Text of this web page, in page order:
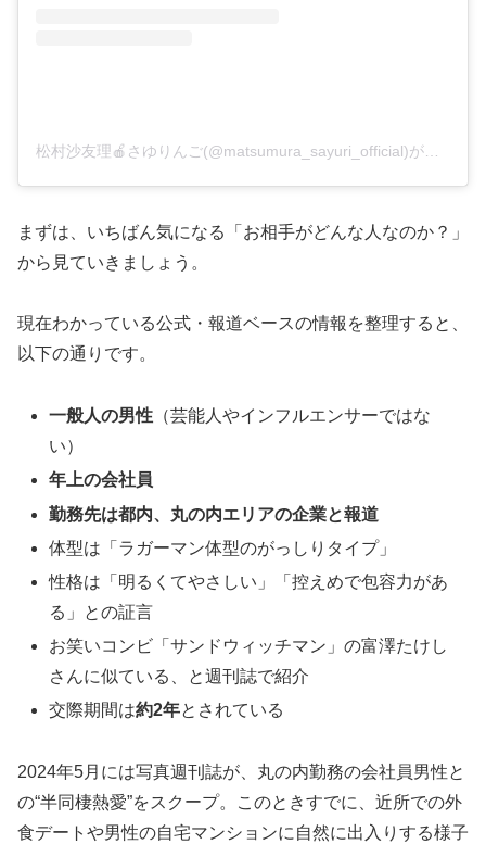
まずは、いちばん気になる「お相手がどんな人なのか？」
から見ていきましょう。
現在わかっている公式・報道ベースの情報を整理すると、
以下の通りです。
一般人の男性 （芸能人やインフルエンサーではな
い）
年上の会社員
勤務先は都内、丸の内エリアの企業と報道
体型は「ラガーマン体型のがっしりタイプ」
性格は「明るくてやさしい」「控えめで包容力があ
る」との証言
お笑いコンビ「サンドウィッチマン」の富澤たけし
さんに似ている、と週刊誌で紹介
交際期間は約2年とされている
2024年5月には写真週刊誌が、丸の内勤務の会社員男性と
の“半同棲熱愛”をスクープ。このときすでに、近所での外
食デートや男性の自宅マンションに自然に出入りする様子